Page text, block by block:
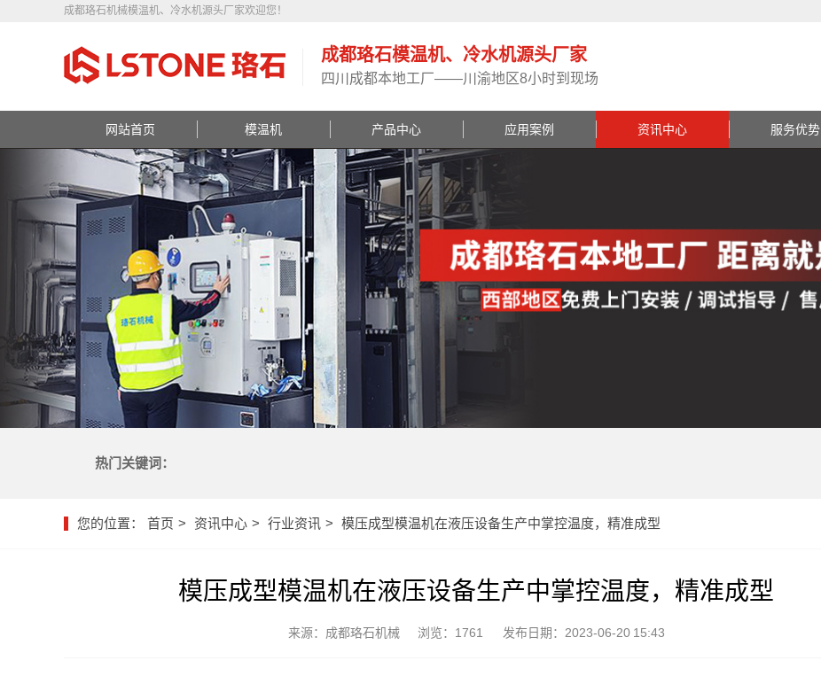
成都珞石机械模温机、冷水机源头厂家欢迎您！
成都珞石模温机、冷水机源头厂家
四川成都本地工厂——川渝地区8小时到现场
网站首页 模温机 产品中心 应用案例 资讯中心 服务优势
热门关键词：
您的位置： 首页 资讯中心 行业资讯 模压成型模温机在液压设备生产中掌控温度，精准成型
模压成型模温机在液压设备生产中掌控温度，精准成型
来源：成都珞石机械 浏览：1761 发布日期：2023-06-20 15:43